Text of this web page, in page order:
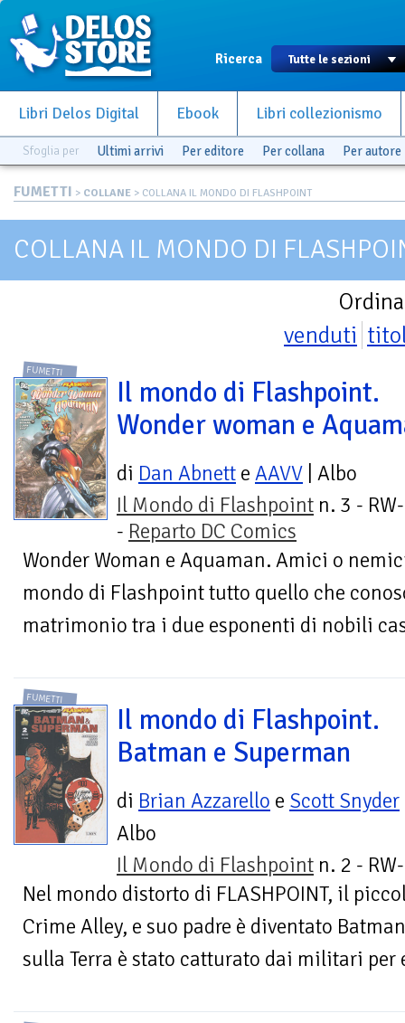
Ricerca
Libri Delos Digital Ebook Libri collezionismo
Sfoglia per Ultimi arrivi Per editore Per collana Per autore
FUMETTI > COLLANE > COLLANA IL MONDO DI FLASHPOINT
COLLANA IL MONDO DI
venduti
FUMETTI
Il mondo di Flashpoint.
Wonder woman e
di Dan Abnett e AAVV | Albo
Il Mondo di Flashpoint n. 3 -
- Reparto DC Comics
Wonder Woman e Aquaman. Amici o
mondo di Flashpoint tutto quello che
matrimonio tra i due esponenti di nobili
FUMETTI
Il mondo di Flashpoint.
Batman e Superman
di Brian Azzarello e Scott Snyder
Albo
Il Mondo di Flashpoint n. 2 -
Nel mondo distorto di FLASHPOINT, il
Crime Alley, e suo padre è diventato
sulla Terra è stato catturato dai militari per